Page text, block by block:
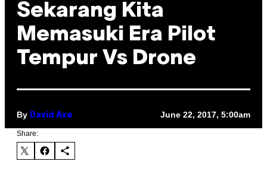
Sekarang Kita
Memasuki Era Pilot
Tempur Vs Drone
By David Axe June 22, 2017, 5:00am
Share: